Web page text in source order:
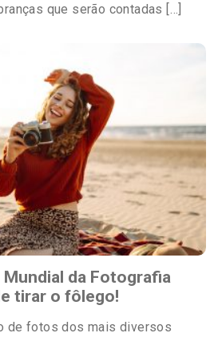
que serão contadas […]
da Fotografia
tirar o fôlego!
de fotos dos mais diversos